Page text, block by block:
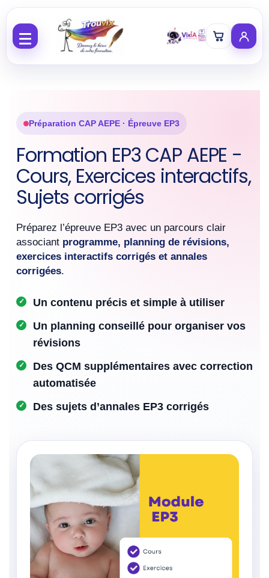
Préparation CAP AEPE · Épreuve EP3
Formation EP3 CAP AEPE -
Cours, Exercices interactifs,
Sujets corrigés
Préparez l’épreuve EP3 avec un parcours clair
associant programme, planning de révisions,
exercices interactifs corrigés et annales
corrigées.
Un contenu précis et simple à utiliser
Un planning conseillé pour organiser vos
révisions
Des QCM supplémentaires avec correction
automatisée
Des sujets d’annales EP3 corrigés